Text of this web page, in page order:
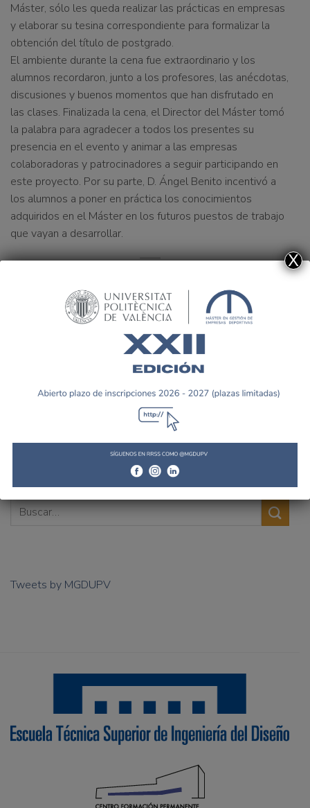
Máster, sólo les queda realizar las prácticas en empresas
y elaborar su tesina correspondiente para formalizar la
obtención del título de postgrado.
El ambiente durante la cena fue extraordinario y los
alumnos recordaron, junto a los profesores, las anécdotas,
discusiones y buenos momentos que han disfrutado en
las clases. Finalizada la cena, el Director del Máster tomó
la palabra para agradecer a todos los presentes su
presencia en el evento y animar a las empresas
colaboradoras y patrocinadores a seguir participando en
este proyecto. Por su parte, D. Ángel Benito incentivó a
los alumnos a poner en práctica los conocimientos
adquiridos en el Máster en los futuros puestos de trabajo
que vayan a desarrollar.
Nuevas incorporaciones en
Universitario en
Administración de Entidades
y Organizaciones Deportivas.
El Máster En Gestión
Deportiva y la UPV estudian
cómo mejorar las
Tweets by MGDUPV
X